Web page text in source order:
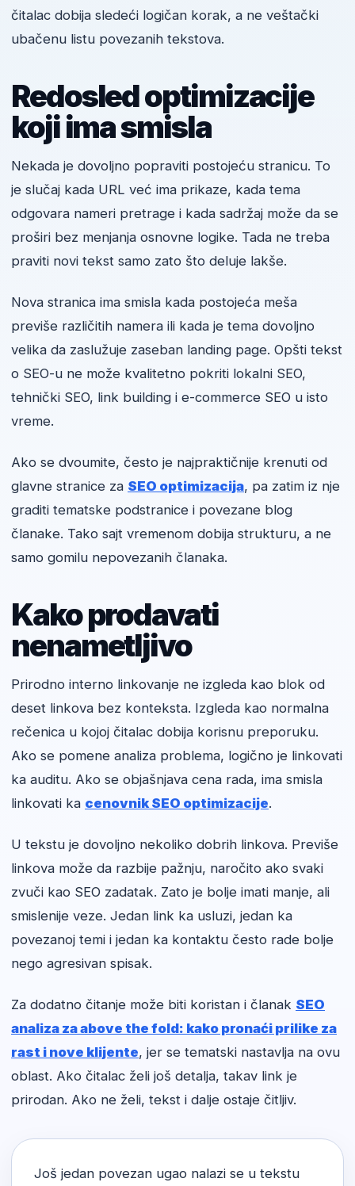
čitalac dobija sledeći logičan korak, a ne veštački
ubačenu listu povezanih tekstova.
Redosled optimizacije
koji ima smisla
Nekada je dovoljno popraviti postojeću stranicu. To
je slučaj kada URL već ima prikaze, kada tema
odgovara nameri pretrage i kada sadržaj može da se
proširi bez menjanja osnovne logike. Tada ne treba
praviti novi tekst samo zato što deluje lakše.
Nova stranica ima smisla kada postojeća meša
previše različitih namera ili kada je tema dovoljno
velika da zaslužuje zaseban landing page. Opšti tekst
o SEO-u ne može kvalitetno pokriti lokalni SEO,
tehnički SEO, link building i e-commerce SEO u isto
vreme.
Ako se dvoumite, često je najpraktičnije krenuti od
glavne stranice za SEO optimizacija, pa zatim iz nje
graditi tematske podstranice i povezane blog
članake. Tako sajt vremenom dobija strukturu, a ne
samo gomilu nepovezanih članaka.
Kako prodavati
nenametljivo
Prirodno interno linkovanje ne izgleda kao blok od
deset linkova bez konteksta. Izgleda kao normalna
rečenica u kojoj čitalac dobija korisnu preporuku.
Ako se pomene analiza problema, logično je linkovati
ka auditu. Ako se objašnjava cena rada, ima smisla
linkovati ka cenovnik SEO optimizacije.
U tekstu je dovoljno nekoliko dobrih linkova. Previše
linkova može da razbije pažnju, naročito ako svaki
zvuči kao SEO zadatak. Zato je bolje imati manje, ali
smislenije veze. Jedan link ka usluzi, jedan ka
povezanoj temi i jedan ka kontaktu često rade bolje
nego agresivan spisak.
Za dodatno čitanje može biti koristan i članak SEO
analiza za above the fold: kako pronaći prilike za
rast i nove klijente, jer se tematski nastavlja na ovu
oblast. Ako čitalac želi još detalja, takav link je
prirodan. Ako ne želi, tekst i dalje ostaje čitljiv.
Još jedan povezan ugao nalazi se u tekstu